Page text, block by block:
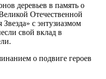
деревьев в память о
Отечественной
с энтузиазмом
свой вклад в
о подвиге героев